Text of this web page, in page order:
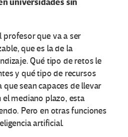
profesor que va a ser
que es la de la
Qué tipo de retos le
y qué tipo de recursos
sean capaces de llevar
el mediano plazo, esta
Pero en otras funciones
artificial.